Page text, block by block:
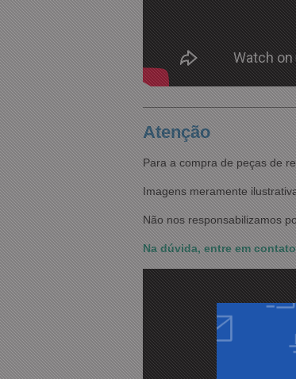
Atenção
Para a compra de peças de
Imagens meramente
Não nos responsabilizamos
Na dúvida, entre em